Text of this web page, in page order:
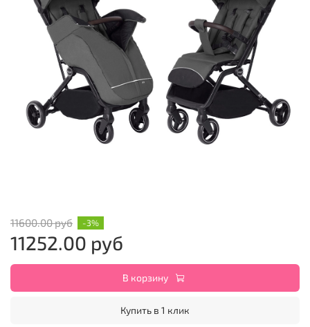
11600.00 руб
11252.00 руб
-3%
В корзину
Купить в 1 клик